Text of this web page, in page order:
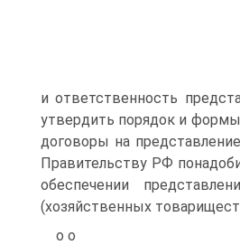
и ответственность
утвердить порядок и формы
договоры на
Правительству РФ
обеспечении
(хозяйственных
о о